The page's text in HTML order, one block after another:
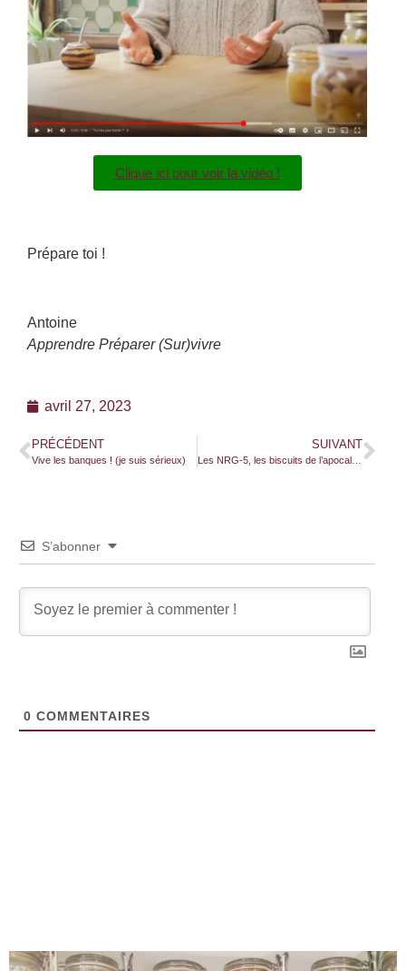
Clique ici pour voir la vidéo !
Prépare toi !
Antoine
Apprendre Préparer (Sur)vivre
avril 27, 2023
PRÉCÉDENT
Vive les banques ! (je suis sérieux)
SUIVANT
S’abonner
0 COMMENTAIRES